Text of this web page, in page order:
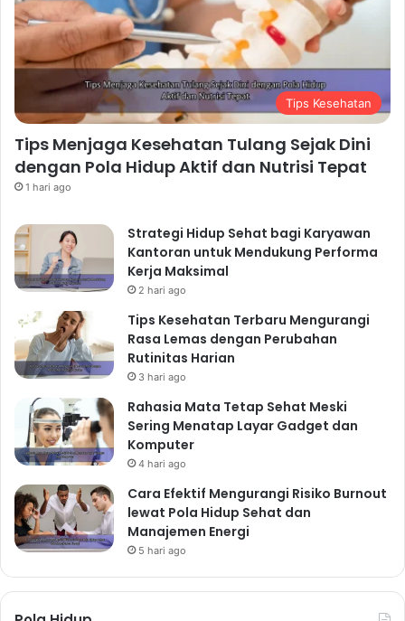
Tips Kesehatan
Tips Menjaga Kesehatan Tulang Sejak Dini
dengan Pola Hidup Aktif dan Nutrisi Tepat
1 hari ago
Strategi Hidup Sehat bagi Karyawan
Kantoran untuk Mendukung Performa
Kerja Maksimal
2 hari ago
Tips Kesehatan Terbaru Mengurangi
Rasa Lemas dengan Perubahan
Rutinitas Harian
3 hari ago
Rahasia Mata Tetap Sehat Meski
Sering Menatap Layar Gadget dan
Komputer
4 hari ago
Cara Efektif Mengurangi Risiko Burnout
lewat Pola Hidup Sehat dan
Manajemen Energi
5 hari ago